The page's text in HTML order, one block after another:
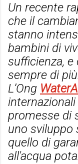
Un recente
che il
stanno
bambini di
sufficienza,
sempre di
L’Ong
promesse di
uno sviluppo
quello di
all'acqua